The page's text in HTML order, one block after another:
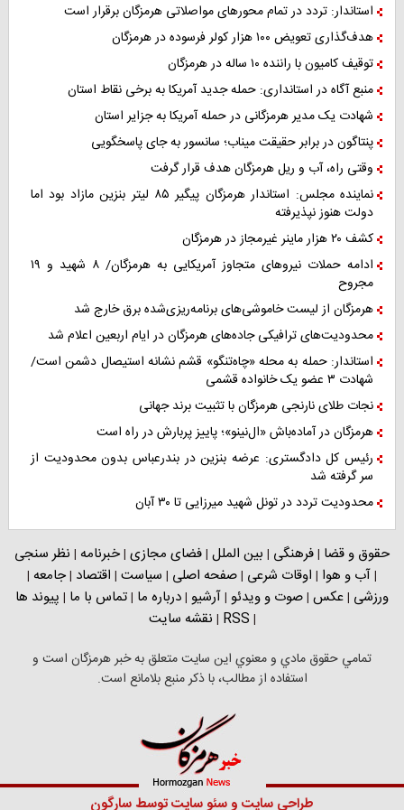
استاندار: تردد در تمام محورهای مواصلاتی هرمزگان برقرار است
هدف‌گذاری تعویض ۱۰۰ هزار کولر فرسوده در هرمزگان
توقیف کامیون با راننده ۱۰ ساله در هرمزگان
منبع آگاه در استانداری: حمله جدید آمریکا به برخی نقاط استان
شهادت یک مدیر هرمزگانی در حمله آمریکا به جزایر استان
پنتاگون در برابر حقیقت میناب؛ سانسور به جای پاسخگویی
وقتی راه، آب و ریل هرمزگان هدف قرار گرفت
نماینده مجلس: استاندار هرمزگان پیگیر ۸۵ لیتر بنزین مازاد بود اما
دولت هنوز نپذیرفته
کشف ۲۰ هزار ماینر غیرمجاز در هرمزگان
ادامه حملات نیروهای متجاوز آمریکایی به هرمزگان/ ۸ شهید و ۱۹
مجروح
هرمزگان از لیست خاموشی‌های برنامه‌ریزی‌شده برق خارج شد
محدودیت‌های ترافیکی جاده‌های هرمزگان در ایام اربعین اعلام شد
استاندار: حمله به محله «چاه‌تنگو» قشم نشانه استیصال دشمن است/
شهادت ۳ عضو یک خانواده قشمی
نجات طلای نارنجی هرمزگان با تثبیت برند جهانی
هرمزگان در آماده‌باش «ال‌نینو»؛ پاییز پربارش در راه است
رئیس کل دادگستری: عرضه بنزین در بندرعباس بدون محدودیت از
سر گرفته شد
محدودیت تردد در تونل شهید میرزایی تا ۳۰ آبان
حقوق و قضا |فرهنگی | بین الملل |فضای مجازی |خبرنامه | نظر سنجی
|آب و هوا | اوقات شرعی |صفحه اصلی | سیاست | اقتصاد |جامعه |
ورزشی |عکس |صوت و ویدئو |آرشیو |درباره ما |تماس با ما | پیوند ها
|
RSS
| نقشه سایت
تمامي حقوق مادي و معنوي اين سايت متعلق به خبر هرمزگان است و
استفاده از مطالب، با ذکر منبع بلامانع است.
طراحی سایت وسئو سایتتوسط سارگون